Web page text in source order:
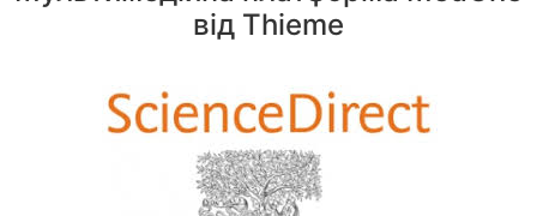
від Thieme